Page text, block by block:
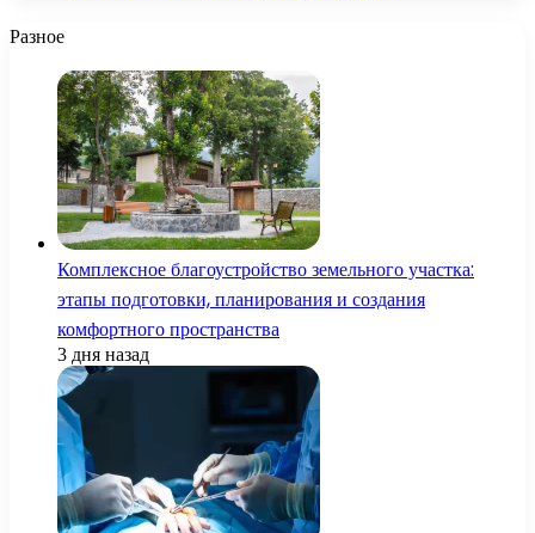
Разное
Комплексное благоустройство земельного участка:
этапы подготовки, планирования и создания
комфортного пространства
3 дня назад